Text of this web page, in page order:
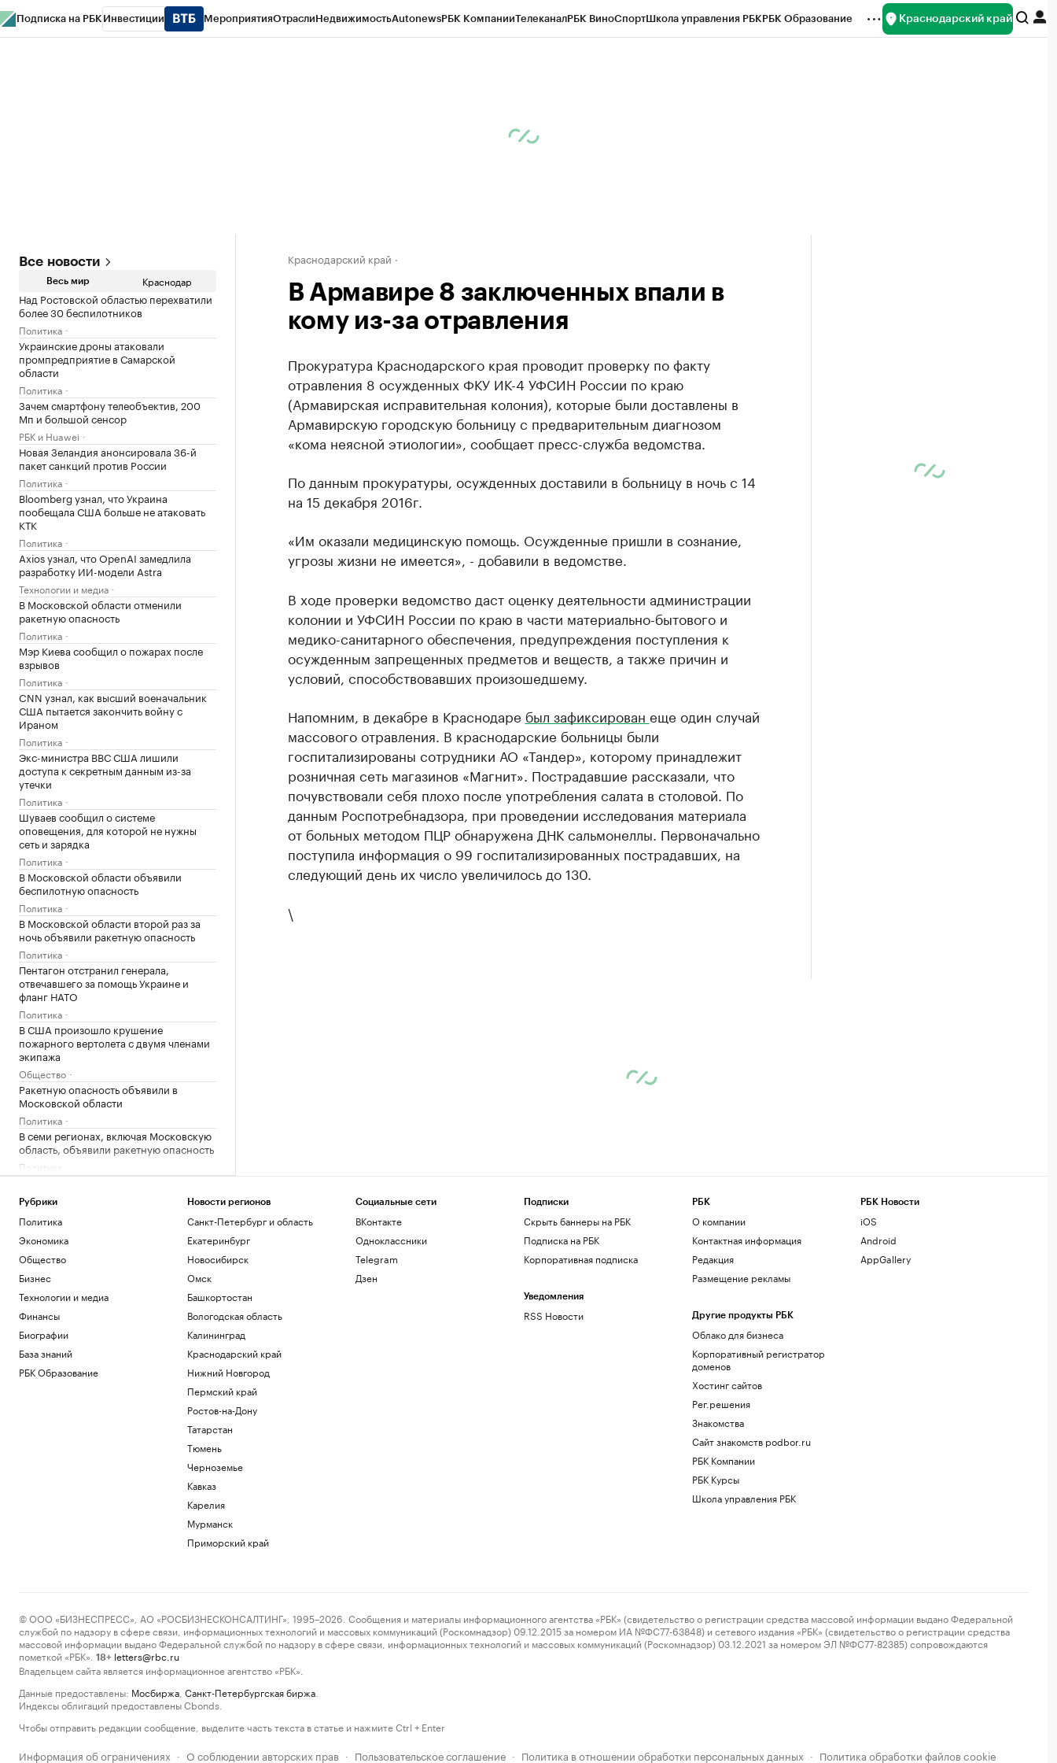
Подписка на РБК Инвестиции МероприятияОтраслиНедвижимостьAutonewsРБК КомпанииТелеканалРБК ВиноСпортШкола управления РБКРБК Образование Краснодарский край
Все новости
Весь мир Краснодар
Над Ростовской областью перехватили
более 30 беспилотников
Политика
Украинские дроны атаковали
промпредприятие в Самарской
области
Политика
Зачем смартфону телеобъектив, 200
Мп и большой сенсор
РБК и Huawei
Новая Зеландия анонсировала 36-й
пакет санкций против России
Политика
Bloomberg узнал, что Украина
пообещала США больше не атаковать
КТК
Политика
Axios узнал, что OpenAI замедлила
разработку ИИ-модели Astra
Технологии и медиа
В Московской области отменили
ракетную опасность
Политика
Мэр Киева сообщил о пожарах после
взрывов
Политика
CNN узнал, как высший военачальник
США пытается закончить войну с
Ираном
Политика
Экс-министра ВВС США лишили
доступа к секретным данным из-за
утечки
Политика
Шуваев сообщил о системе
оповещения, для которой не нужны
сеть и зарядка
Политика
В Московской области объявили
беспилотную опасность
Политика
В Московской области второй раз за
ночь объявили ракетную опасность
Политика
Пентагон отстранил генерала,
отвечавшего за помощь Украине и
фланг НАТО
Политика
В США произошло крушение
пожарного вертолета с двумя членами
экипажа
Общество
Ракетную опасность объявили в
Московской области
Политика
В семи регионах, включая Московскую
область, объявили ракетную опасность
Политика
более $1 млрд
Bloomberg узнал, когда планируют
завершить испытания «Золотого
купола»
Политика
инструмента диверсификации
накоплений
РБК и Сбер
Краснодарский край
В Армавире 8 заключенных впали в
кому из-за отравления
Прокуратура Краснодарского края проводит проверку по факту
отравления 8 осужденных ФКУ ИК-4 УФСИН России по краю
(Армавирская исправительная колония), которые были доставлены в
Армавирскую городскую больницу с предварительным диагнозом
«кома неясной этиологии», сообщает пресс-служба ведомства.
По данным прокуратуры, осужденных доставили в больницу в ночь с 14
на 15 декабря 2016г.
«Им оказали медицинскую помощь. Осужденные пришли в сознание,
угрозы жизни не имеется», - добавили в ведомстве.
В ходе проверки ведомство даст оценку деятельности администрации
колонии и УФСИН России по краю в части материально-бытового и
медико-санитарного обеспечения, предупреждения поступления к
осужденным запрещенных предметов и веществ, а также причин и
условий, способствовавших произошедшему.
Напомним, в декабре в Краснодаре был зафиксирован еще один случай
массового отравления. В краснодарские больницы были
госпитализированы сотрудники АО «Тандер», которому принадлежит
розничная сеть магазинов «Магнит». Пострадавшие рассказали, что
почувствовали себя плохо после употребления салата в столовой. По
данным Роспотребнадзора, при проведении исследования материала
от больных методом ПЦР обнаружена ДНК сальмонеллы. Первоначально
поступила информация о 99 госпитализированных пострадавших, на
следующий день их число увеличилось до 130.
\
Рубрики
Политика
Экономика
Общество
Бизнес
Технологии и медиа
Финансы
Биографии
База знаний
РБК Образование
Новости регионов
Санкт-Петербург и область
Екатеринбург
Новосибирск
Омск
Башкортостан
Вологодская область
Калининград
Краснодарский край
Нижний Новгород
Пермский край
Ростов-на-Дону
Татарстан
Тюмень
Черноземье
Кавказ
Карелия
Мурманск
Приморский край
Социальные сети
ВКонтакте
Одноклассники
Telegram
Дзен
Подписки
Скрыть баннеры на РБК
Подписка на РБК
Корпоративная подписка
Уведомления
RSS Новости
РБК
О компании
Контактная информация
Редакция
Размещение рекламы
Другие продукты РБК
Облако для бизнеса
Корпоративный регистратор
доменов
Хостинг сайтов
Рег.решения
Знакомства
Сайт знакомств podbor.ru
РБК Компании
РБК Курсы
Школа управления РБК
РБК Новости
iOS
Android
AppGallery
© ООО «БИЗНЕСПРЕСС», АО «РОСБИЗНЕСКОНСАЛТИНГ», 1995–2026. Сообщения и материалы информационного агентства «РБК» (свидетельство о регистрации средства массовой информации выдано Федеральной
службой по надзору в сфере связи, информационных технологий и массовых коммуникаций (Роскомнадзор) 09.12.2015 за номером ИА №ФС77-63848) и сетевого издания «РБК» (свидетельство о регистрации средства
массовой информации выдано Федеральной службой по надзору в сфере связи, информационных технологий и массовых коммуникаций (Роскомнадзор) 03.12.2021 за номером ЭЛ №ФС77-82385) сопровождаются
пометкой «РБК».
18+ letters@rbc.ru
Владельцем сайта является информационное агентство «РБК».
Данные предоставлены: Мосбиржа Санкт-Петербургская биржа
Индексы облигаций предоставлены Cbonds.
Чтобы отправить редакции сообщение, выделите часть текста в статье и нажмите Ctrl + Enter
Информация об ограничениях · О соблюдении авторских прав · Пользовательское соглашение · Политика в отношении обработки персональных данных · Политика обработки файлов cookie